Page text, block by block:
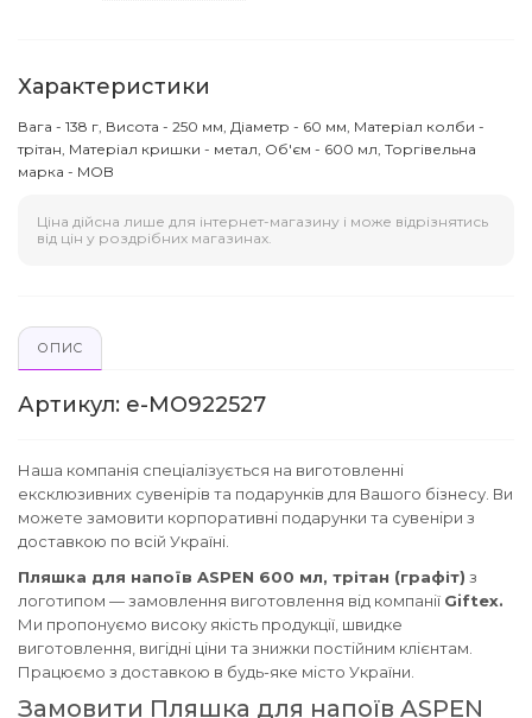
Характеристики
Вага - 138 г, Висота - 250 мм, Діаметр - 60 мм, Матеріал колби -
трітан, Матеріал кришки - метал, Об'єм - 600 мл, Торгівельна
марка - MOB
Ціна дійсна лише для інтернет-магазину і може відрізнятись
від цін у роздрібних магазинах.
ОПИС
Артикул: e-MO922527
Наша компанія спеціалізується на виготовленні
ексклюзивних сувенірів та подарунків для Вашого бізнесу. Ви
можете замовити корпоративні подарунки та сувеніри з
доставкою по всій Україні.
Пляшка для напоїв ASPEN 600 мл, трітан (графіт) з
логотипом — замовлення виготовлення від компанії Giftex.
Ми пропонуємо високу якість продукції, швидке
виготовлення, вигідні ціни та знижки постійним клієнтам.
Працюємо з доставкою в будь-яке місто України.
Замовити Пляшка для напоїв ASPEN